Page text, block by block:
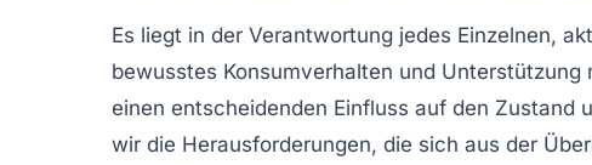
Es liegt in der Verantwortung jedes Einzelnen,
bewusstes Konsumverhalten und
einen entscheidenden Einfluss auf den Zustand
wir die Herausforderungen, die sich aus der